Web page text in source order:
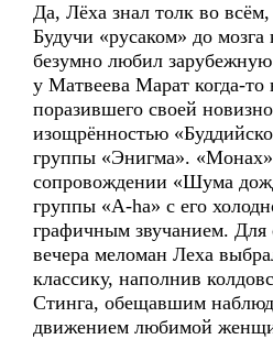
Да, Лёха знал толк во
Будучи «русаком» до мозга
безумно любил
у Матвеева Марат когда-
поразившего своей
изощрённостью
группы «Энигма».
сопровождении «Шума
группы «A-ha» с его
графичным звучанием. Для
вечера меломан Леха
классику, наполнив
Стинга, обещавшим
движением любимой